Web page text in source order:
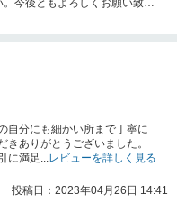
自分にも細かい所まで丁寧に
きありがとうございました。
に満足... レビューを詳しく見る
投稿日：2023年04月26日 14:41